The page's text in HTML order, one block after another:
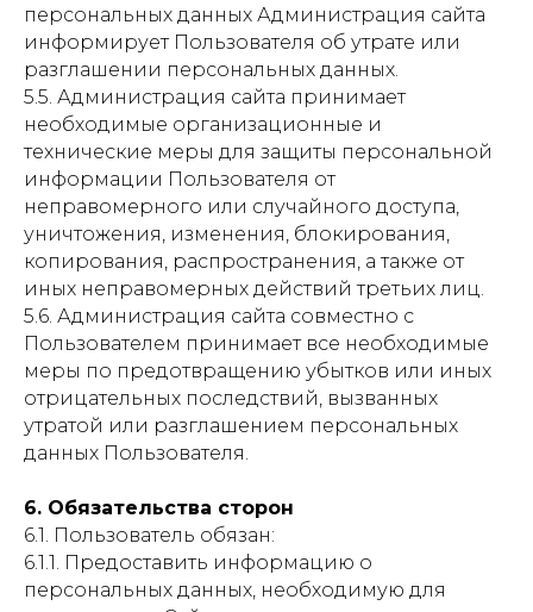
персональных данных Администрация сайта
информирует Пользователя об утрате или
разглашении персональных данных.
5.5. Администрация сайта принимает
необходимые организационные и
технические меры для защиты персональной
информации Пользователя от
неправомерного или случайного доступа,
уничтожения, изменения, блокирования,
копирования, распространения, а также от
иных неправомерных действий третьих лиц.
5.6. Администрация сайта совместно с
Пользователем принимает все необходимые
меры по предотвращению убытков или иных
отрицательных последствий, вызванных
утратой или разглашением персональных
данных Пользователя.
6. Обязательства сторон
6.1. Пользователь обязан:
6.1.1. Предоставить информацию о
персональных данных, необходимую для